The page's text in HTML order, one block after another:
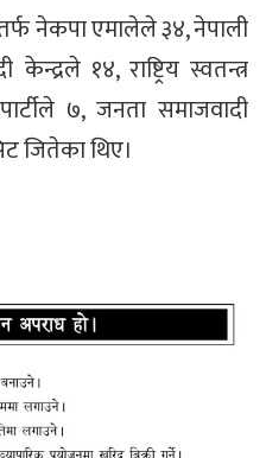
नेकपा एमालेले ३४, नेपाली
१४, राष्ट्रिय स्वतन्त्र
पार्टीले ७, जनता समाजवादी
जितेका थिए।